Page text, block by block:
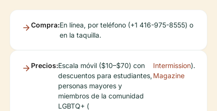
Compra:En línea, por teléfono (+1 416-975-8555) o
en la taquilla.
Precios:Escala móvil ($10–$70) con
descuentos para estudiantes,
personas mayores y
miembros de la comunidad
LGBTQ+ (
Intermission
Magazine
).